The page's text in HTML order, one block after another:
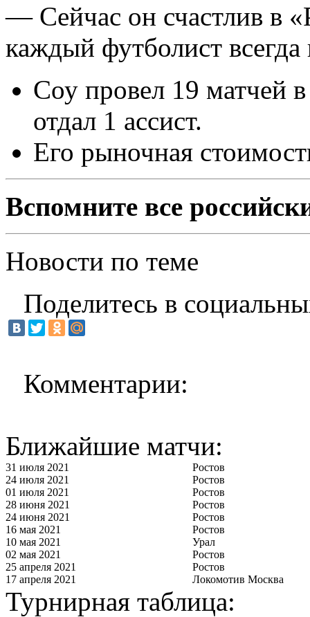
— Сейчас он счастлив в
каждый футболист
Соу провел 19 матчей
отдал 1 ассист.
Его рыночная
Вспомните все
Новости по теме
Поделитесь в
Комментарии:
Ближайшие матчи:
31 июля 2021
Ростов
24 июля 2021
Ростов
01 июля 2021
Ростов
28 июня 2021
Ростов
24 июня 2021
Ростов
16 мая 2021
Ростов
10 мая 2021
Урал
02 мая 2021
Ростов
25 апреля 2021
Ростов
17 апреля 2021
Локомотив Москва
Турнирная таблица: